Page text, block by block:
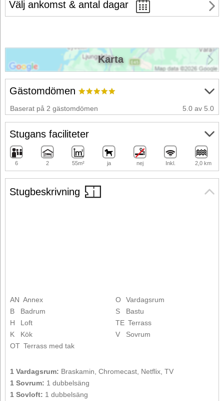
Välj ankomst & antal dagar
Stugbeskrivning
AN Annex
B
Badrum
H
Loft
K
Kök
OT Terrass med tak
O
Vardagsrum
S
Bastu
TE Terrass
V
Sovrum
1 Vardagsrum: Braskamin, Chromecast, Netflix, TV
1 Sovrum: 1 dubbelsäng
1 Sovloft: 1 dubbelsäng
Gästomdömen
Baserat på 2 gästomdömen 5.0 av 5.0
Stugans faciliteter
6 2 55m² ja nej Inkl. 2,0 km
Karta